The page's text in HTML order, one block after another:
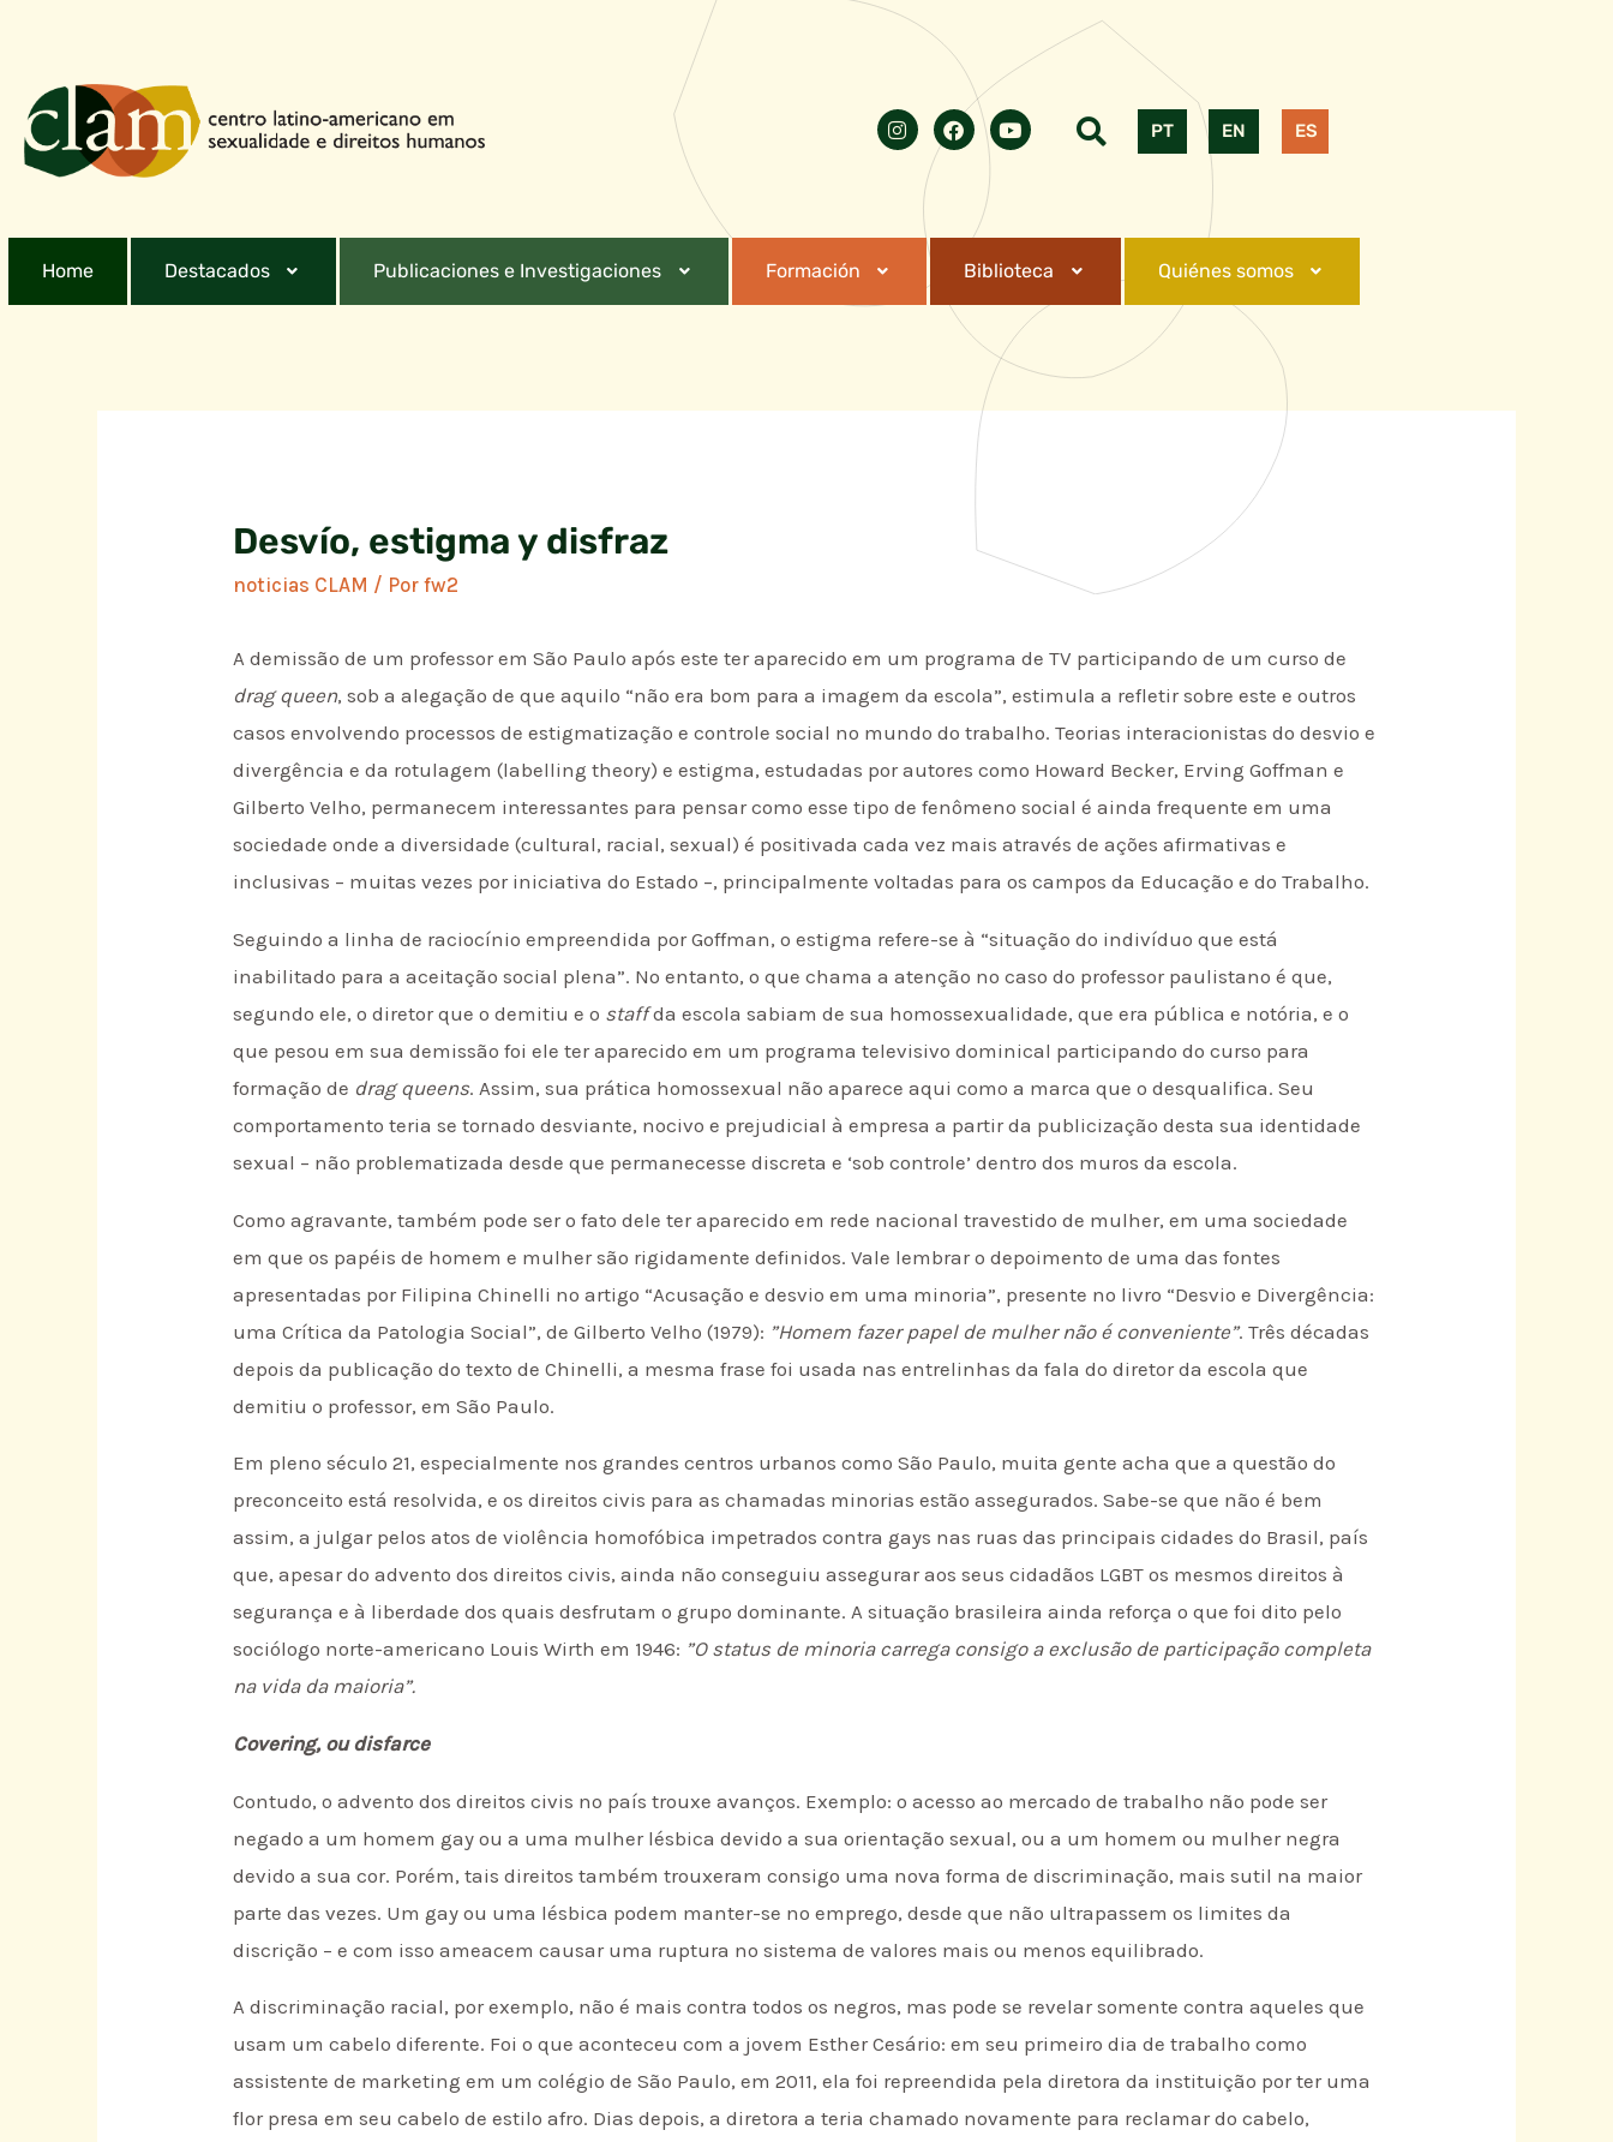
PT EN ES
Home Destacados Publicaciones e Investigaciones Formación Biblioteca Quiénes somos
Desvío, estigma y disfraz
noticias CLAM / Porfw2
A demissão de um professor em São Paulo após este ter aparecido em um programa de TV participando de um curso de
drag queen, sob a alegação de que aquilo “não era bom para a imagem da escola”, estimula a refletir sobre este e outros
casos envolvendo processos de estigmatização e controle social no mundo do trabalho. Teorias interacionistas do desvio e
divergência e da rotulagem (labelling theory) e estigma, estudadas por autores como Howard Becker, Erving Goffman e
Gilberto Velho, permanecem interessantes para pensar como esse tipo de fenômeno social é ainda frequente em uma
sociedade onde a diversidade (cultural, racial, sexual) é positivada cada vez mais através de ações afirmativas e
inclusivas – muitas vezes por iniciativa do Estado –, principalmente voltadas para os campos da Educação e do Trabalho.
Seguindo a linha de raciocínio empreendida por Goffman, o estigma refere-se à “situação do indivíduo que está
inabilitado para a aceitação social plena”. No entanto, o que chama a atenção no caso do professor paulistano é que,
segundo ele, o diretor que o demitiu e o staffda escola sabiam de sua homossexualidade, que era pública e notória, e o
que pesou em sua demissão foi ele ter aparecido em um programa televisivo dominical participando do curso para
formação de drag queens. Assim, sua prática homossexual não aparece aqui como a marca que o desqualifica. Seu
comportamento teria se tornado desviante, nocivo e prejudicial à empresa a partir da publicização desta sua identidade
sexual – não problematizada desde que permanecesse discreta e ‘sob controle’ dentro dos muros da escola.
Como agravante, também pode ser o fato dele ter aparecido em rede nacional travestido de mulher, em uma sociedade
em que os papéis de homem e mulher são rigidamente definidos. Vale lembrar o depoimento de uma das fontes
apresentadas por Filipina Chinelli no artigo “Acusação e desvio em uma minoria”, presente no livro “Desvio e Divergência:
uma Crítica da Patologia Social”, de Gilberto Velho (1979): ”Homem fazer papel de mulher não é conveniente”. Três décadas
depois da publicação do texto de Chinelli, a mesma frase foi usada nas entrelinhas da fala do diretor da escola que
demitiu o professor, em São Paulo.
Em pleno século 21, especialmente nos grandes centros urbanos como São Paulo, muita gente acha que a questão do
preconceito está resolvida, e os direitos civis para as chamadas minorias estão assegurados. Sabe-se que não é bem
assim, a julgar pelos atos de violência homofóbica impetrados contra gays nas ruas das principais cidades do Brasil, país
que, apesar do advento dos direitos civis, ainda não conseguiu assegurar aos seus cidadãos LGBT os mesmos direitos à
segurança e à liberdade dos quais desfrutam o grupo dominante. A situação brasileira ainda reforça o que foi dito pelo
sociólogo norte-americano Louis Wirth em 1946: ”O status de minoria carrega consigo a exclusão de participação completa
na vida da maioria”.
Covering, ou disfarce
Contudo, o advento dos direitos civis no país trouxe avanços. Exemplo: o acesso ao mercado de trabalho não pode ser
negado a um homem gay ou a uma mulher lésbica devido a sua orientação sexual, ou a um homem ou mulher negra
devido a sua cor. Porém, tais direitos também trouxeram consigo uma nova forma de discriminação, mais sutil na maior
parte das vezes. Um gay ou uma lésbica podem manter-se no emprego, desde que não ultrapassem os limites da
discrição – e com isso ameacem causar uma ruptura no sistema de valores mais ou menos equilibrado.
A discriminação racial, por exemplo, não é mais contra todos os negros, mas pode se revelar somente contra aqueles que
usam um cabelo diferente. Foi o que aconteceu com a jovem Esther Cesário: em seu primeiro dia de trabalho como
assistente de marketing em um colégio de São Paulo, em 2011, ela foi repreendida pela diretora da instituição por ter uma
flor presa em seu cabelo de estilo afro. Dias depois, a diretora a teria chamado novamente para reclamar do cabelo,